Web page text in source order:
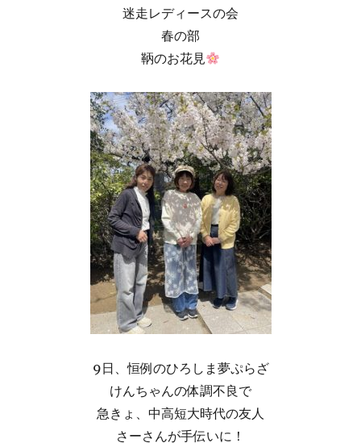
迷走レディースの会
春の部
鞆のお花見
9日、恒例のひろしま夢ぷらざ
けんちゃんの体調不良で
急きょ、中高短大時代の友人
さーさんが手伝いに！